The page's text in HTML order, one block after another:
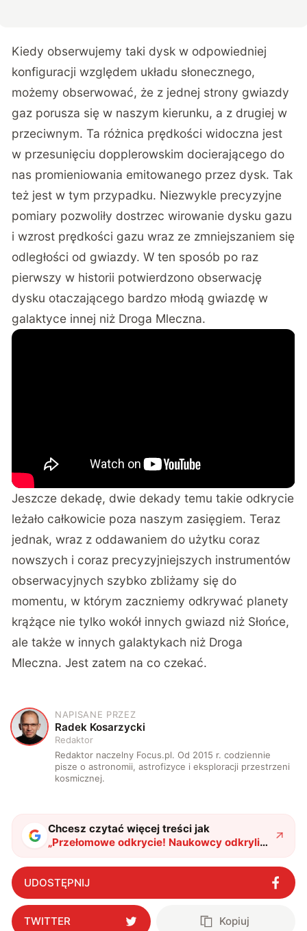
Kiedy obserwujemy taki dysk w odpowiedniej
konfiguracji względem układu słonecznego,
możemy obserwować, że z jednej strony gwiazdy
gaz porusza się w naszym kierunku, a z drugiej w
przeciwnym. Ta różnica prędkości widoczna jest
w przesunięciu dopplerowskim docierającego do
nas promieniowania emitowanego przez dysk. Tak
też jest w tym przypadku. Niezwykle precyzyjne
pomiary pozwoliły dostrzec wirowanie dysku gazu
i wzrost prędkości gazu wraz ze zmniejszaniem się
odległości od gwiazdy. W ten sposób po raz
pierwszy w historii potwierdzono obserwację
dysku otaczającego bardzo młodą gwiazdę w
galaktyce innej niż Droga Mleczna.
Jeszcze dekadę, dwie dekady temu takie odkrycie
leżało całkowicie poza naszym zasięgiem. Teraz
jednak, wraz z oddawaniem do użytku coraz
nowszych i coraz precyzyjniejszych instrumentów
obserwacyjnych szybko zbliżamy się do
momentu, w którym zaczniemy odkrywać planety
krążące nie tylko wokół innych gwiazd niż Słońce,
ale także w innych galaktykach niż Droga
Mleczna. Jest zatem na co czekać.
R
NAPISANE PRZEZ
Radek Kosarzycki
Redaktor
Redaktor naczelny Focus.pl. Od 2015 r. codziennie
pisze o astronomii, astrofizyce i eksploracji przestrzeni
kosmicznej.
Chcesz czytać więcej treści jak
„Przełomowe odkrycie! Naukowcy odkryli
co znajduje się w otoczeniu gwiazdy poza
naszą galaktyką"?
UDOSTĘPNIJ
TWITTER Kopiuj